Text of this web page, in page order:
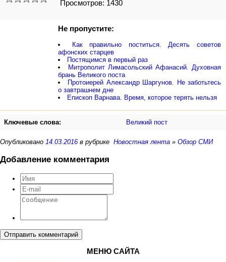
Просмотров: 1430
Не пропустите:
Как правильно поститься. Десять советов
афонских старцев
Постящимся в первый раз
Митрополит Лимасольский Афанасий. Духовная
брань Великого поста
Протоиерей Александр Шаргунов. Не заботьтесь
о завтрашнем дне
Епископ Варнава. Время, которое терять нельзя
Ключевые слова: Великий пост
Опубликовано 14.03.2016 в рубрике Новостная лента » Обзор СМИ
Добавление комментария
Отправить комментарий
МЕНЮ САЙТА